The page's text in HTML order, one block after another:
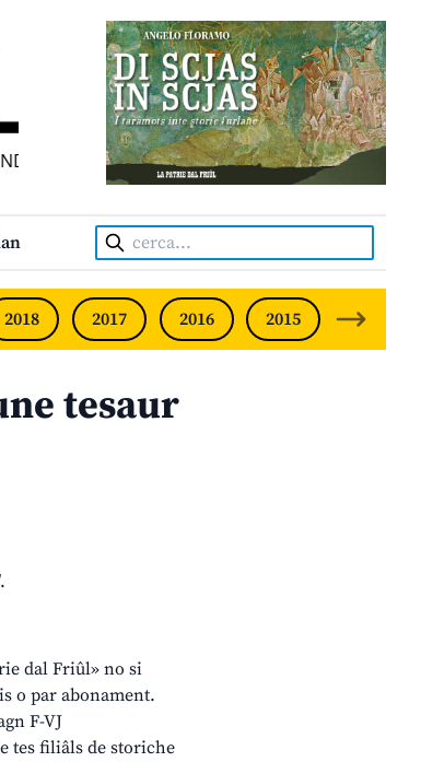
• INDEPENDENT FRIULIAN MONTHLY •
Cerca:
2018 2017 2016 2015 2014
tesaur
.
dal Friûl» no si
o par abonament.
F-VJ
tes filiâls de storiche